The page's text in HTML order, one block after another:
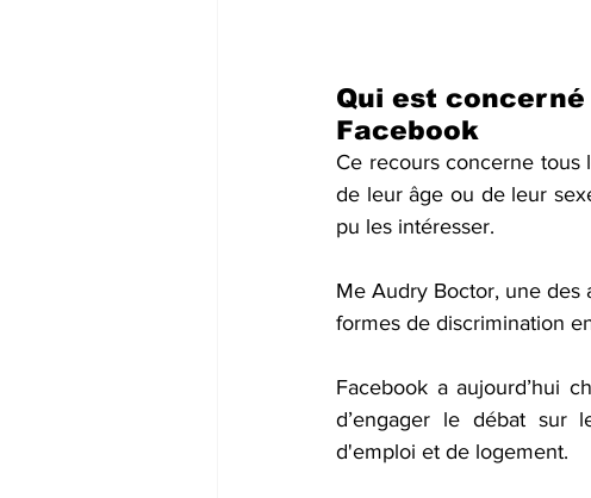
Qui est
Facebook
Ce recours concerne tous
de leur âge ou de leur
pu les intéresser.
Me Audry Boctor, une des
formes de discrimination
Facebook a aujourd’hui
d’engager le débat sur
d'emploi et de logement.